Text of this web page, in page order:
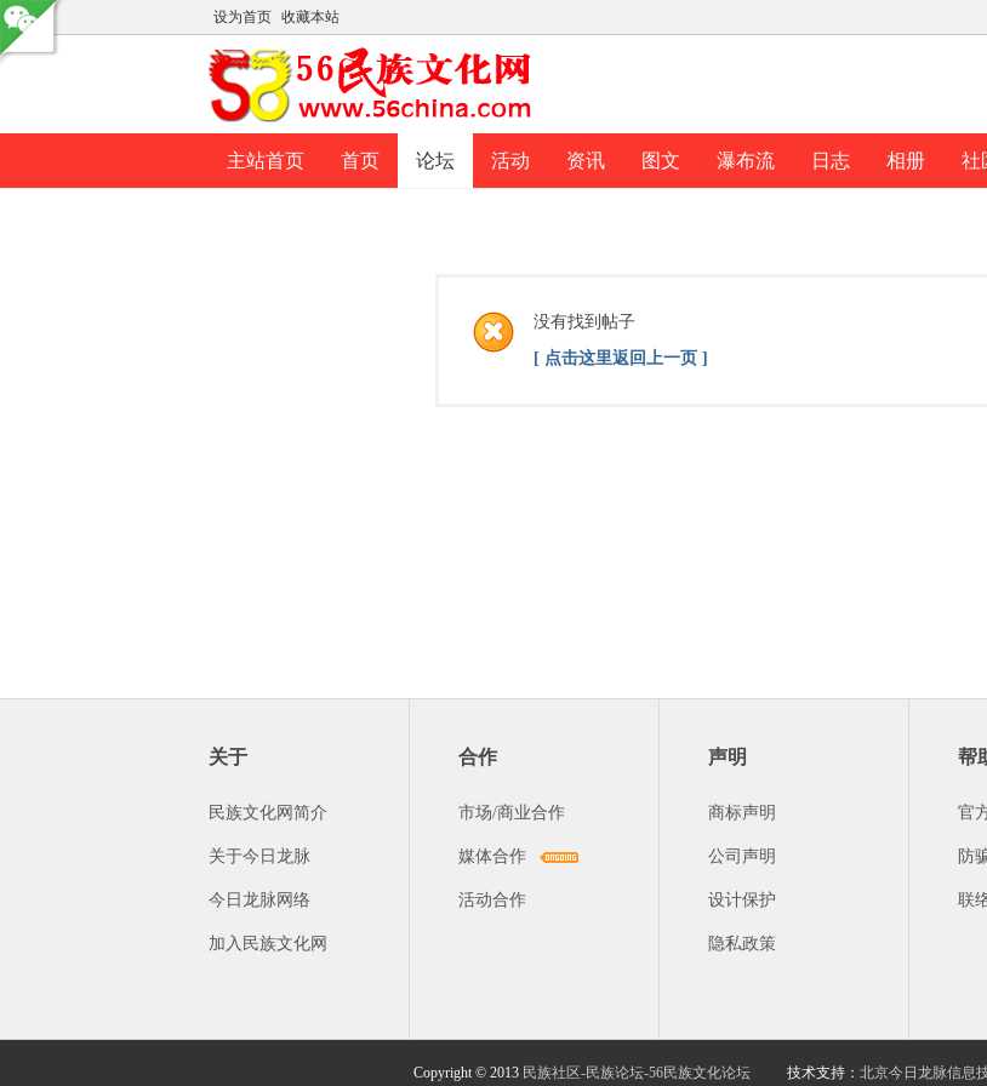
设为首页 收藏本站
主站首页 首页 论坛 活动 资讯 图文 瀑布流 日志 相册 社
没有找到帖子
[ 点击这里返回上一页 ]
关于
民族文化网简介
关于今日龙脉
今日龙脉网络
加入民族文化网
合作
市场/商业合作
媒体合作
活动合作
声明
商标声明
公司声明
设计保护
隐私政策
帮
官
防
联
Copyright © 2013 民族社区-民族论坛-56民族文化论坛 技术支持： 北京今日龙脉信息